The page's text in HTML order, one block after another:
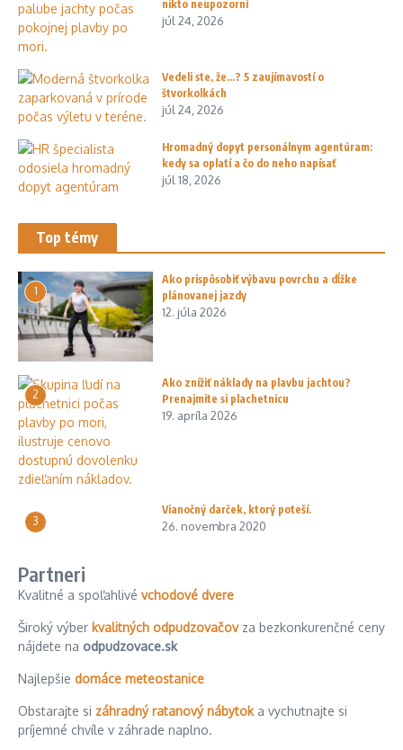
nikto neupozorní
júl 24, 2026
Vedeli ste, že…? 5 zaujímavostí o
štvorkolkách
júl 24, 2026
Hromadný dopyt personálnym agentúram:
kedy sa oplatí a čo do neho napísať
júl 18, 2026
Top témy
1
Ako prispôsobiť výbavu povrchu a dĺžke
plánovanej jazdy
12. júla 2026
2
Ako znížiť náklady na plavbu jachtou?
Prenajmite si plachetnicu
19. apríla 2026
3
Vianočný darček, ktorý poteší.
26. novembra 2020
Partneri
Kvalitné a spoľahlivé vchodové dvere
Široký výber kvalitných odpudzovačovza bezkonkurenčné ceny
nájdete na odpudzovace.sk
Najlepšie domáce meteostanice
Obstarajte si záhradný ratanový nábytoka vychutnajte si
príjemné chvíle v záhrade naplno.